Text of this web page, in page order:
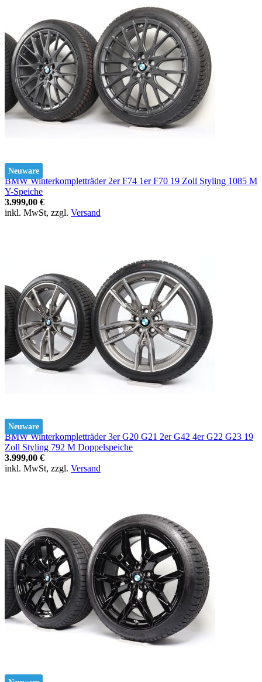
Neuware
BMW Winterkompletträder 2er F74 1er F70 19 Zoll Styling 1085 M
Y-Speiche
3.999,00 €
inkl. MwSt, zzgl. Versand
Neuware
BMW Winterkompletträder 3er G20 G21 2er G42 4er G22 G23 19
Zoll Styling 792 M Doppelspeiche
3.999,00 €
inkl. MwSt, zzgl. Versand